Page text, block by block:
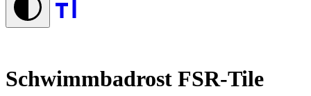
Schwimmbadrost FSR-Tile